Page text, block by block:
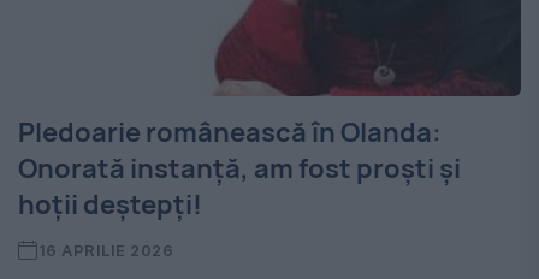
Pledoarie românească în Olanda:
Onorată instanță, am fost proști și
hoții deștepți!
16 APRILIE 2026